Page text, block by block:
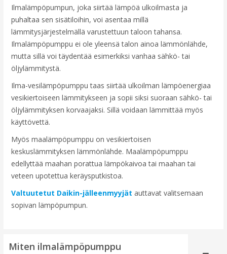
Ilmalämpöpumpun, joka siirtää lämpöä ulkoilmasta ja
puhaltaa sen sisätiloihin, voi asentaa millä
lämmitysjärjestelmällä varustettuun taloon tahansa.
Ilmalämpöpumppu ei ole yleensä talon ainoa lämmönlähde,
mutta sillä voi täydentää esimerkiksi vanhaa sähkö- tai
öljylämmitystä.
Ilma-vesilämpöpumppu taas siirtää ulkoilman lämpöenergiaa
vesikiertoiseen lämmitykseen ja sopii siksi suoraan sähkö- tai
öljylämmityksen korvaajaksi. Sillä voidaan lämmittää myös
käyttövettä.
Myös maalämpöpumppu on vesikiertoisen
keskuslämmityksen lämmönlähde. Maalämpöpumppu
edellyttää maahan porattua lämpökaivoa tai maahan tai
veteen upotettua keräysputkistoa.
Valtuutetut Daikin-jälleenmyyjät auttavat valitsemaan
sopivan lämpöpumpun.
Miten ilmalämpöpumppu